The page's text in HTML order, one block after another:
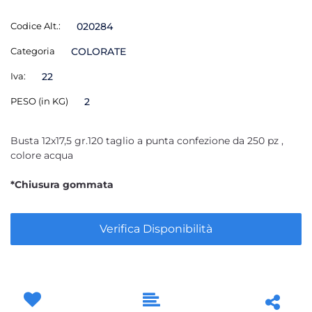
Codice Alt.: 020284
Categoria COLORATE
Iva: 22
PESO (in KG) 2
Busta 12x17,5 gr.120 taglio a punta confezione da 250 pz ,
colore acqua
*Chiusura gommata
Verifica Disponibilità